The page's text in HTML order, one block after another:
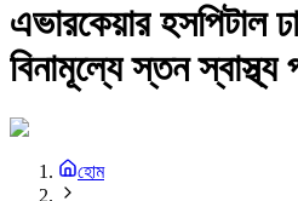
এভারকেয়ার হসপিটাল
বিনামূল্যে স্তন স্বাস্থ্য
হোম